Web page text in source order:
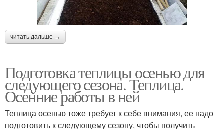
читать дальше →
Подготовка теплицы осенью для
следующего сезона. Теплица.
Осенние работы в ней
Теплица осенью тоже требует к себе внимания, ее надо
подготовить к следующему сезону, чтобы получить